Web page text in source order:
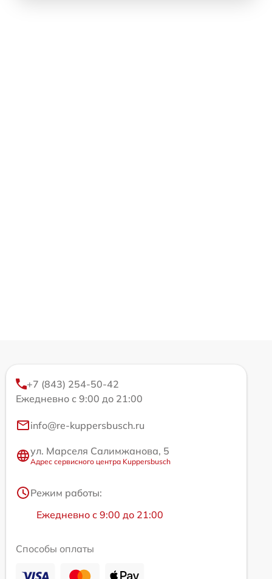
+7 (843) 254-50-42
Ежедневно с 9:00 до 21:00
info@re-kuppersbusch.ru
ул. Марселя Салимжанова, 5
Адрес сервисного центра Kuppersbusch
Режим работы:
Ежедневно с 9:00 до 21:00
Способы оплаты